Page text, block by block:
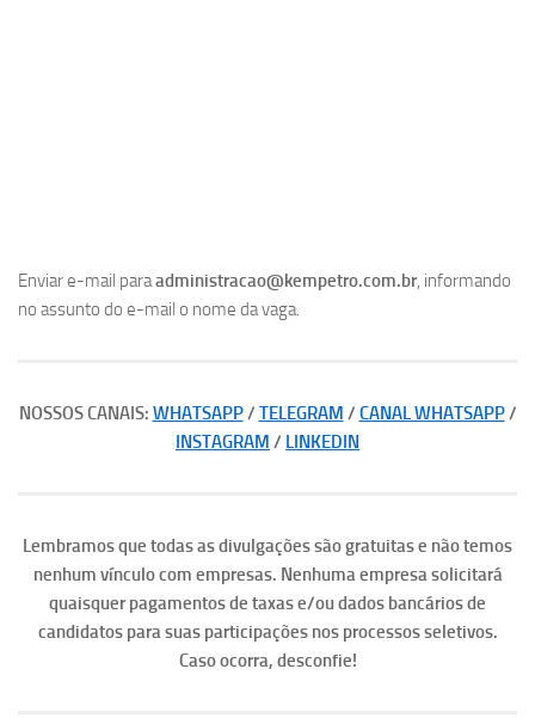
Enviar e-mail paraadministracao@kempetro.com.br, informando
no assunto do e-mail o nome da vaga.
NOSSOS CANAIS: WHATSAPP/ TELEGRAM / CANAL WHATSAPP/
INSTAGRAM / LINKEDIN
Lembramos que todas as divulgações são gratuitas e não temos
nenhum vínculo com empresas. Nenhuma empresa solicitará
quaisquer pagamentos de taxas e/ou dados bancários de
candidatos para suas participações nos processos seletivos.
Caso ocorra, desconfie!